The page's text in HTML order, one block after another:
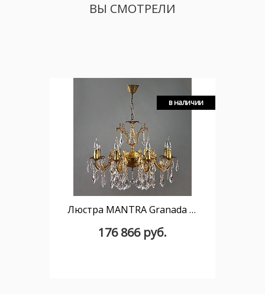
ВЫ СМОТРЕЛИ
в наличии
Люстра MANTRA Granada Ambiente 8L 2118/8 AB New Leaf
176 866 руб.